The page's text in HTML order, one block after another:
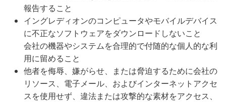
報告すること
イングレディオンのコンピュータやモバイルデバイス
に不正なソフトウェアをダウンロードしないこと
会社の機器やシステムを合理的で付随的な個人的な利
用に留めること
他者を侮辱、嫌がらせ、または脅迫するために会社の
リソース、電子メール、およびインターネットアクセ
スを使用せず、違法または攻撃的な素材をアクセス、